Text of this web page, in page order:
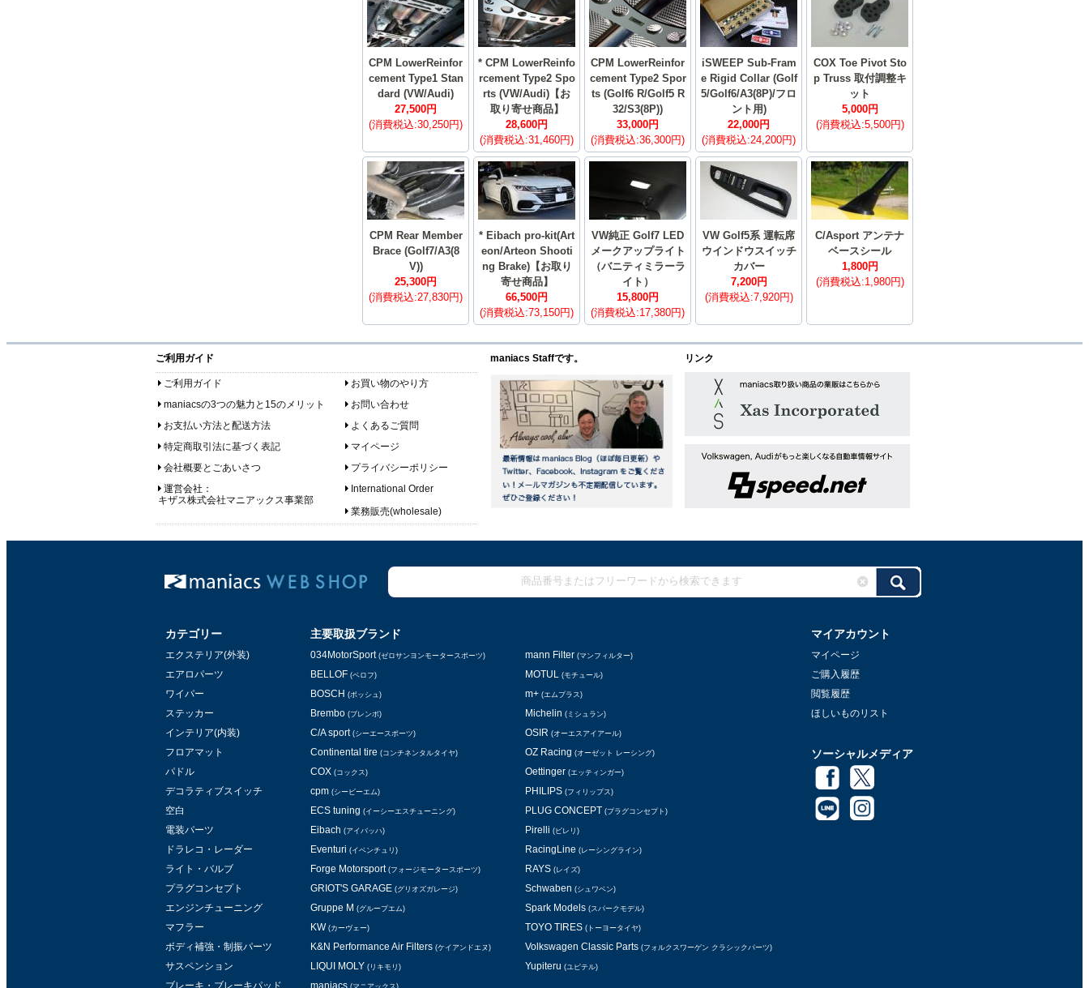
CPM LowerReinfor
cement Type1 Stan
dard (VW/Audi)
27,500円
(消費税込:30,250円)
* CPM LowerReinfo
rcement Type2 Spo
rts (VW/Audi)【お
取り寄せ商品】
28,600円
(消費税込:31,460円)
CPM LowerReinfor
cement Type2 Spor
ts (Golf6 R/Golf5 R
32/S3(8P))
33,000円
(消費税込:36,300円)
iSWEEP Sub-Fram
e Rigid Collar (Golf
5/Golf6/A3(8P)/フロ
ント用)
22,000円
(消費税込:24,200円)
COX Toe Pivot Sto
p Truss 取付調整キ
ット
5,000円
(消費税込:5,500円)
CPM Rear Member
Brace (Golf7/A3(8
V))
25,300円
(消費税込:27,830円)
* Eibach pro-kit(Art
eon/Arteon Shooti
ng Brake)【お取り
寄せ商品】
66,500円
(消費税込:73,150円)
VW純正 Golf7 LED
メークアップライト
（バニティミラーラ
イト）
15,800円
(消費税込:17,380円)
VW Golf5系 運転席
ウインドウスイッチ
カバー
7,200円
(消費税込:7,920円)
C/Asport アンテナ
ベースシール
1,800円
(消費税込:1,980円)
ご利用ガイド
ご利用ガイド
お買い物のやり方
maniacsの3つの魅力と15のメリット
お問い合わせ
お支払い方法と配送方法
よくあるご質問
特定商取引法に基づく表記
マイページ
会社概要とごあいさつ
プライバシーポリシー
運営会社：
キザス株式会社マニアックス事業部
International Order
業務販売(wholesale)
maniacs Staffです。 リンク
カテゴリー
エクステリア(外装)
エアロパーツ
ワイパー
ステッカー
インテリア(内装)
フロアマット
パドル
デコラティブスイッチ
空白
電装パーツ
ドラレコ・レーダー
ライト・バルブ
プラグコンセプト
エンジンチューニング
マフラー
ボディ補強・制振パーツ
サスペンション
ブレーキ・ブレーキパッド
主要取扱ブランド
034MotorSport (ゼロサンヨンモータースポーツ)
BELLOF (ベロフ)
BOSCH (ボッシュ)
Brembo (ブレンボ)
C/A sport (シーエースポーツ)
Continental tire (コンチネンタルタイヤ)
COX (コックス)
cpm (シービーエム)
ECS tuning (イーシーエスチューニング)
Eibach (アイバッハ)
Eventuri (イベンチュリ)
Forge Motorsport (フォージモータースポーツ)
GRIOT'S GARAGE (グリオズガレージ)
Gruppe M (グループエム)
KW (カーヴェー)
K&N Performance Air Filters (ケイアンドエヌ)
LIQUI MOLY (リキモリ)
maniacs (マニアックス)
mann Filter (マンフィルター)
MOTUL (モチュール)
m+ (エムプラス)
Michelin (ミシュラン)
OSIR (オーエスアイアール)
OZ Racing (オーゼット レーシング)
Oettinger (エッティンガー)
PHILIPS (フィリップス)
PLUG CONCEPT (プラグコンセプト)
Pirelli (ピレリ)
RacingLine (レーシングライン)
RAYS (レイズ)
Schwaben (シュワベン)
Spark Models (スパークモデル)
TOYO TIRES (トーヨータイヤ)
Volkswagen Classic Parts (フォルクスワーゲン クラシックパーツ)
Yupiteru (ユピテル)
マイアカウント
マイページ
ご購入履歴
閲覧履歴
ほしいものリスト
ソーシャルメディア